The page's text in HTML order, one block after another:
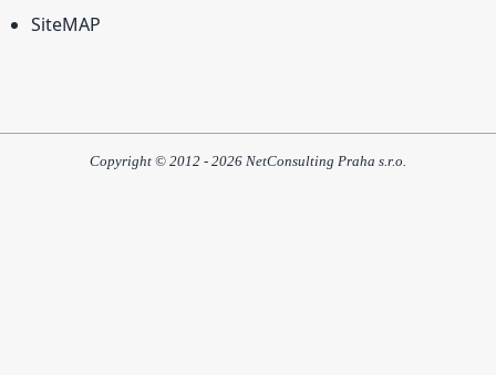
SiteMAP
Copyright © 2012 - 2026 NetConsulting Praha s.r.o.